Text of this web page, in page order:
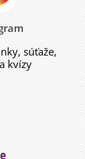
súťaže,
kvízy